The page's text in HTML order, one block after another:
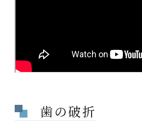
歯の破折